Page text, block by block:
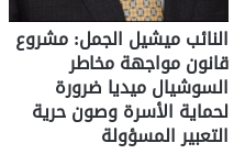
النائب ميشيل الجمل: مشروع
قانون مواجهة مخاطر
السوشيال ميديا ضرورة
لحماية الأسرة وصون حرية
التعبير المسؤولة